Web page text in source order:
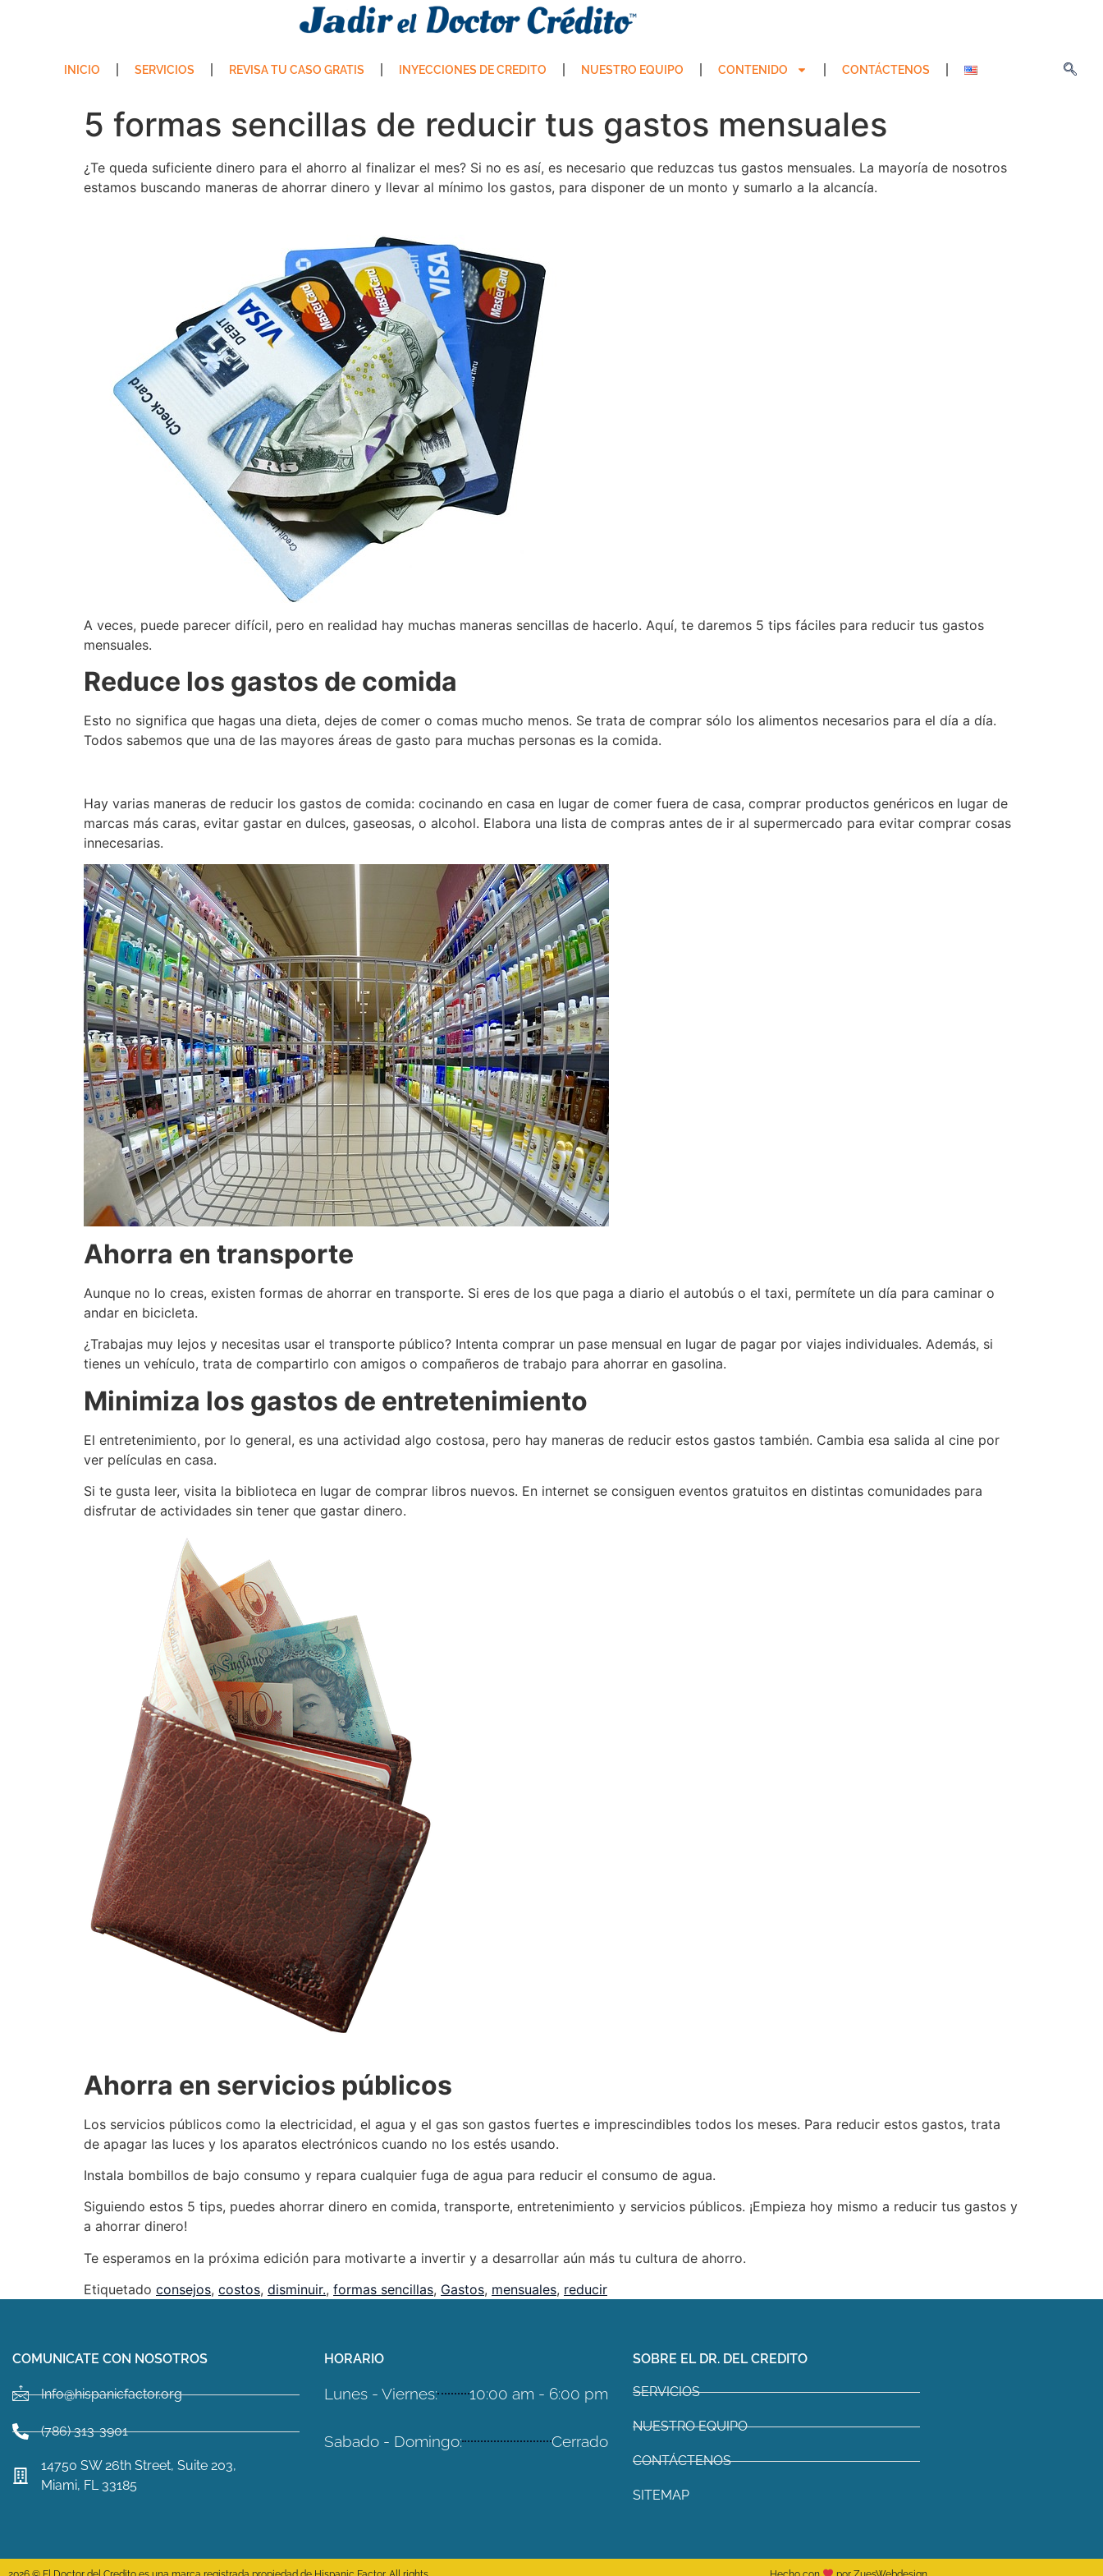
INICIO SERVICIOS REVISA TU CASO GRATIS INYECCIONES DE CREDITO NUESTRO EQUIPO CONTENIDO CONTÁCTENOS
5 formas sencillas de reducir tus gastos mensuales
¿Te queda suficiente dinero para el ahorro al finalizar el mes? Si no es así, es necesario que reduzcas tus gastos mensuales. La mayoría de nosotros
estamos buscando maneras de ahorrar dinero y llevar al mínimo los gastos, para disponer de un monto y sumarlo a la alcancía.
A veces, puede parecer difícil, pero en realidad hay muchas maneras sencillas de hacerlo. Aquí, te daremos 5 tips fáciles para reducir tus gastos
mensuales.
Reduce los gastos de comida
Esto no significa que hagas una dieta, dejes de comer o comas mucho menos. Se trata de comprar sólo los alimentos necesarios para el día a día.
Todos sabemos que una de las mayores áreas de gasto para muchas personas es la comida.
Hay varias maneras de reducir los gastos de comida: cocinando en casa en lugar de comer fuera de casa, comprar productos genéricos en lugar de
marcas más caras, evitar gastar en dulces, gaseosas, o alcohol. Elabora una lista de compras antes de ir al supermercado para evitar comprar cosas
innecesarias.
Ahorra en transporte
Aunque no lo creas, existen formas de ahorrar en transporte. Si eres de los que paga a diario el autobús o el taxi, permítete un día para caminar o
andar en bicicleta.
¿Trabajas muy lejos y necesitas usar el transporte público? Intenta comprar un pase mensual en lugar de pagar por viajes individuales. Además, si
tienes un vehículo, trata de compartirlo con amigos o compañeros de trabajo para ahorrar en gasolina.
Minimiza los gastos de entretenimiento
El entretenimiento, por lo general, es una actividad algo costosa, pero hay maneras de reducir estos gastos también. Cambia esa salida al cine por
ver películas en casa.
Si te gusta leer, visita la biblioteca en lugar de comprar libros nuevos. En internet se consiguen eventos gratuitos en distintas comunidades para
disfrutar de actividades sin tener que gastar dinero.
Ahorra en servicios públicos
Los servicios públicos como la electricidad, el agua y el gas son gastos fuertes e imprescindibles todos los meses. Para reducir estos gastos, trata
de apagar las luces y los aparatos electrónicos cuando no los estés usando.
Instala bombillos de bajo consumo y repara cualquier fuga de agua para reducir el consumo de agua.
Siguiendo estos 5 tips, puedes ahorrar dinero en comida, transporte, entretenimiento y servicios públicos. ¡Empieza hoy mismo a reducir tus gastos y
a ahorrar dinero!
Te esperamos en la próxima edición para motivarte a invertir y a desarrollar aún más tu cultura de ahorro.
Etiquetado consejos, costos, disminuir., formas sencillas, Gastos, mensuales, reducir
COMUNICATE CON NOSOTROS
Info@hispanicfactor.org
(786) 313-3901
14750 SW 26th Street, Suite 203,
Miami, FL 33185
HORARIO
Lunes - Viernes: 10:00 am - 6:00 pm
Sabado - Domingo: Cerrado
SOBRE EL DR. DEL CREDITO
SERVICIOS
NUESTRO EQUIPO
CONTÁCTENOS
SITEMAP